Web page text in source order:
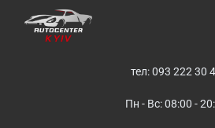
тел: 093 222 30
Пн - Вс: 08:00 -